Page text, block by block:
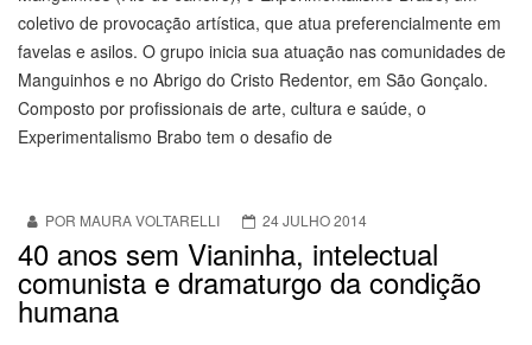
coletivo de provocação artística, que atua preferencialmente em
favelas e asilos. O grupo inicia sua atuação nas comunidades de
Manguinhos e no Abrigo do Cristo Redentor, em São Gonçalo.
Composto por profissionais de arte, cultura e saúde, o
Experimentalismo Brabo tem o desafio de
POR MAURA VOLTARELLI 24 JULHO 2014
40 anos sem Vianinha, intelectual
comunista e dramaturgo da condição
humana